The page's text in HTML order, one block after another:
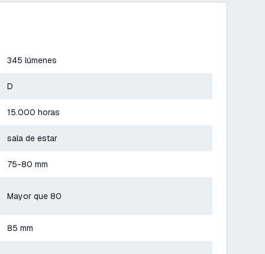
345 lúmenes
D
15.000 horas
sala de estar
75-80 mm
Mayor que 80
85 mm